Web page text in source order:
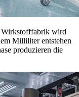
Wirkstofffabrik wird
Milliliter entstehen
produzieren die